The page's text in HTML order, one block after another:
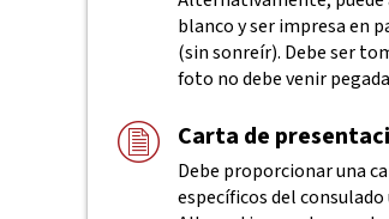
blanco y ser impresa en
(sin sonreír). Debe ser
foto no debe venir
Carta de
Debe proporcionar una
específicos del